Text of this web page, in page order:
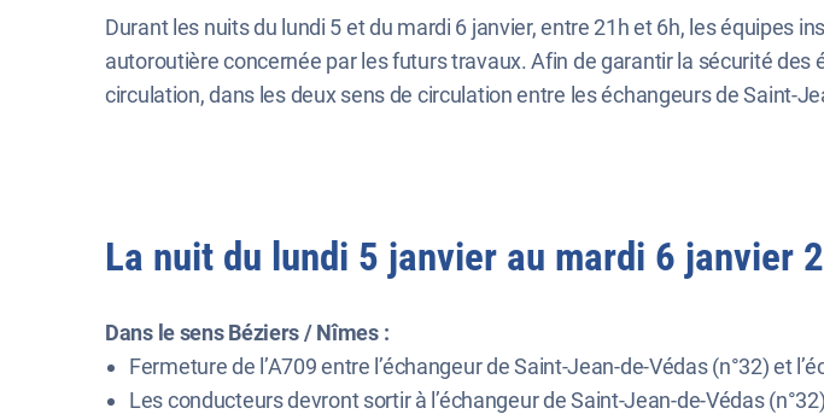
Durant les nuits du lundi 5 et du mardi 6 janvier, entre 21h et 6h, les équipes
autoroutière concernée par les futurs travaux. Afin de garantir la sécurité
circulation, dans les deux sens de circulation entre les échangeurs de Saint-
La nuit du lundi 5 janvier au mardi 6 janvier
Dans le sens Béziers / Nîmes :
Fermeture de l’A709 entre l’échangeur de Saint-Jean-de-Védas (n°32) et
Les conducteurs devront sortir à l’échangeur de Saint-Jean-de-Védas